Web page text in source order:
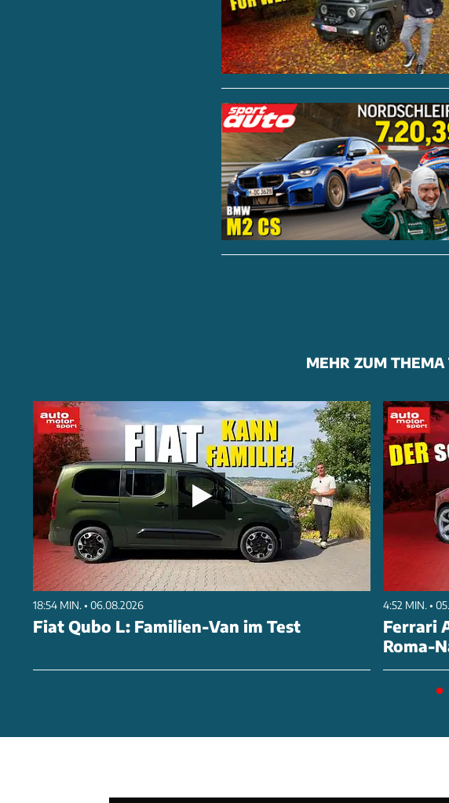
MEHR ZUM THEMA
18:54 MIN. • 06.08.2026
Fiat Qubo L: Familien-Van im Test
4:52 MIN. •
Ferrari
Roma-